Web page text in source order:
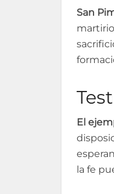
San
El
la fe